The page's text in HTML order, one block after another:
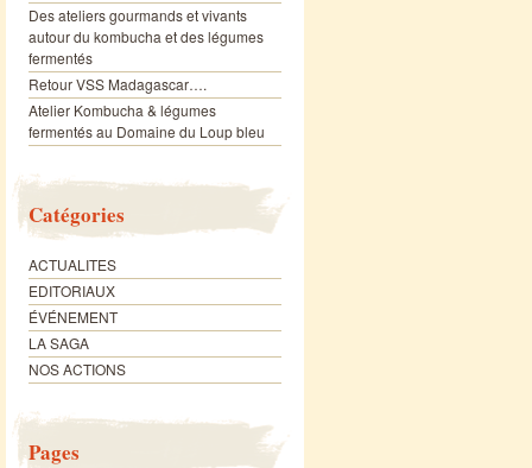
Des ateliers gourmands et vivants
autour du kombucha et des légumes
fermentés
Retour VSS Madagascar….
Atelier Kombucha & légumes
fermentés au Domaine du Loup bleu
Catégories
ACTUALITES
EDITORIAUX
ÉVÉNEMENT
LA SAGA
NOS ACTIONS
Pages